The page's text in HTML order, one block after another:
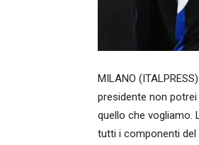
MILANO
presidente non
quello che vogliamo.
tutti i componenti del